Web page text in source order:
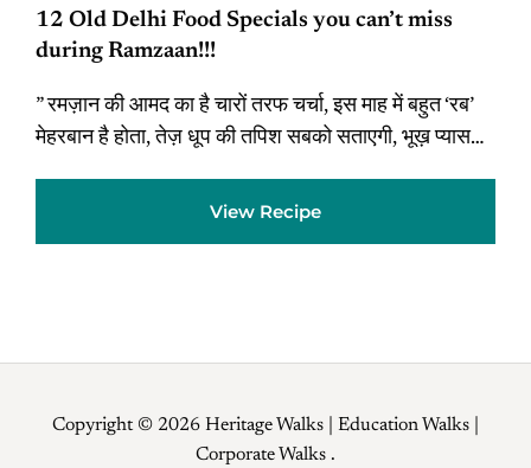
12 Old Delhi Food Specials you can’t miss
during Ramzaan!!!
” रमज़ान की आमद का है चारों तरफ चर्चा, इस माह में बहुत ‘रब’
मेहरबान है होता, तेज़ धूप की तपिश सबको सताएगी, भूख़ प्यास…
View Recipe
Copyright © 2026 Heritage Walks | Education Walks |
Corporate Walks .